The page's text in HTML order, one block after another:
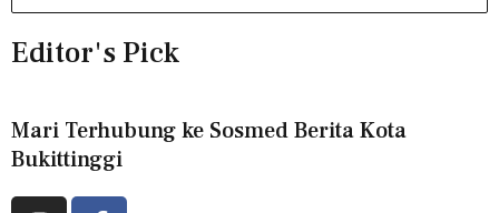
Editor's Pick
Mari Terhubung ke Sosmed Berita Kota
Bukittinggi